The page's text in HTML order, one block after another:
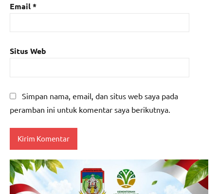
Email*
Situs Web
Simpan nama, email, dan situs web saya pada
peramban ini untuk komentar saya berikutnya.